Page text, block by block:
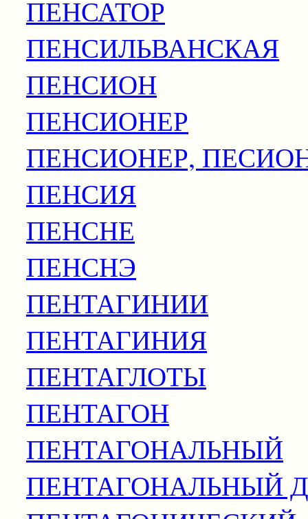
ПЕНСАТОР
ПЕНСИЛЬВАНСКАЯ
ПЕНСИОН
ПЕНСИОНЕР
ПЕНСИОНЕР,
ПЕНСИЯ
ПЕНСНЕ
ПЕНСНЭ
ПЕНТАГИНИИ
ПЕНТАГИНИЯ
ПЕНТАГЛОТЫ
ПЕНТАГОН
ПЕНТАГОНАЛЬНЫЙ
ПЕНТАГОНАЛЬНЫЙ